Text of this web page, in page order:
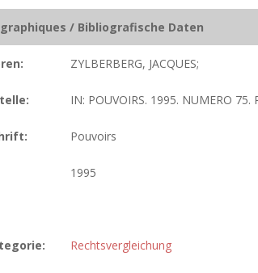
/ Bibliografische Daten
ZYLBERBERG, JACQUES;
IN: POUVOIRS. 1995. NUMERO 75.
Pouvoirs
1995
Rechtsvergleichung